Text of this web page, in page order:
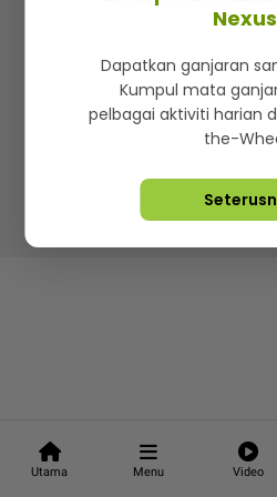
Utama Menu Video
Iklan di
Terma & Syarat
Lebih
Hakcipta Terpelihara ©2026.
Dapatkan ganjaran
Kumpul mata
pelbagai aktiviti harian
the-